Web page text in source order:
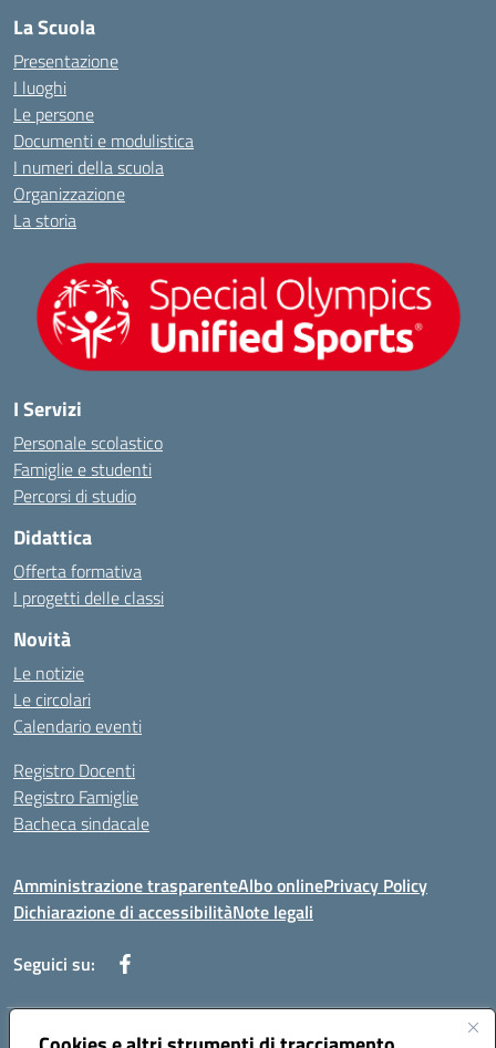
La Scuola
Presentazione
I luoghi
Le persone
Documenti e modulistica
I numeri della scuola
Organizzazione
La storia
I Servizi
Personale scolastico
Famiglie e studenti
Percorsi di studio
Didattica
Offerta formativa
I progetti delle classi
Novità
Le notizie
Le circolari
Calendario eventi
Registro Docenti
Registro Famiglie
Bacheca sindacale
Amministrazione trasparenteAlbo onlinePrivacy Policy
Dichiarazione di accessibilitàNote legali
Seguici su:
Indirizzo:Via di Valle Zampea 2, 00036 Palestrina